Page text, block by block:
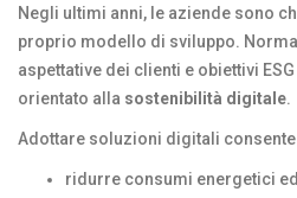
Negli ultimi anni, le aziende sono
proprio modello di sviluppo.
aspettative dei clienti e obiettivi
orientato alla sostenibilità digitale.
Adottare soluzioni digitali
ridurre consumi energetici